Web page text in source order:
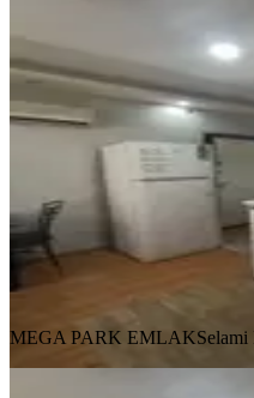
Seyhan
Seyhan,
1+1·50 m²·
13.000 ₺
MEGA PARK EMLAKSelami
Ara
MEGA PARK EMLAKSelami